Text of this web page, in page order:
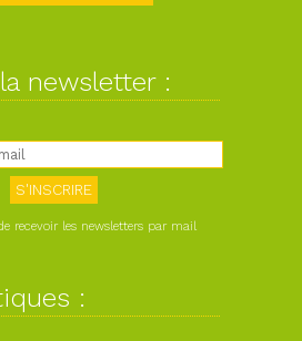
newsletter :
recevoir les newsletters par mail
: